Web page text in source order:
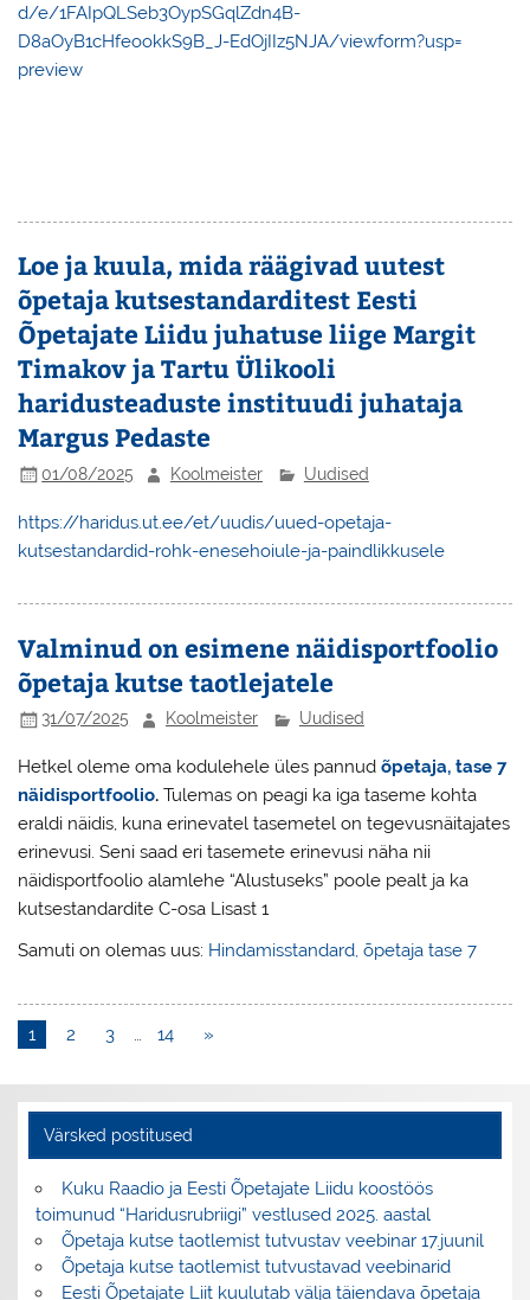
d/e/1FAIpQLSeb3OypSGqlZdn4B-
D8aOyB1cHfeookkS9B_J-EdOjIIz5NJA/viewform?usp=
preview
Loe ja kuula, mida räägivad uutest
õpetaja kutsestandarditest Eesti
Õpetajate Liidu juhatuse liige Margit
Timakov ja Tartu Ülikooli
haridusteaduste instituudi juhataja
Margus Pedaste
01/08/2025 Koolmeister Uudised
https://haridus.ut.ee/et/uudis/uued-opetaja-
kutsestandardid-rohk-enesehoiule-ja-paindlikkusele
Valminud on esimene näidisportfoolio
õpetaja kutse taotlejatele
31/07/2025 Koolmeister Uudised
Hetkel oleme oma kodulehele üles pannudõpetaja, tase 7
näidisportfoolio. Tulemas on peagi ka iga taseme kohta
eraldi näidis, kuna erinevatel tasemetel on tegevusnäitajates
erinevusi. Seni saad eri tasemete erinevusi näha nii
näidisportfoolio alamlehe “Alustuseks” poole pealt ja ka
kutsestandardite C-osa Lisast 1
Samuti on olemas uus: Hindamisstandard, õpetaja tase 7
1 2 3 … 14 »
Värsked postitused
Kuku Raadio ja Eesti Õpetajate Liidu koostöös
toimunud “Haridusrubriigi” vestlused 2025. aastal
Õpetaja kutse taotlemist tutvustav veebinar 17.juunil
Õpetaja kutse taotlemist tutvustavad veebinarid
Eesti Õpetajate Liit kuulutab välja täiendava õpetaja